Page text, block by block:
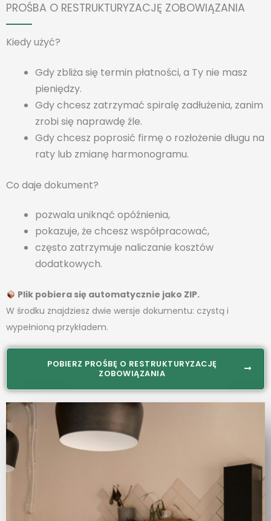
PROŚBA O RESTRUKTURYZACJĘ ZOBOWIĄZANIA
Kiedy użyć?
Gdy zbliża się termin płatności, a Ty nie masz
pieniędzy.
Gdy chcesz zatrzymać spiralę zadłużenia, zanim
zrobi się naprawdę źle.
Gdy chcesz poprosić firmę o rozłożenie długu na
raty lub zmianę harmonogramu.
Co daje dokument?
pozwala uniknąć opóźnienia,
pokazuje, że chcesz współpracować,
często zatrzymuje naliczanie kosztów
dodatkowych.
Plik pobiera się automatycznie jako ZIP.
W środku znajdziesz dwie wersje dokumentu: czystą i
wypełnioną przykładem.
POBIERZ PROŚBĘ O RESTRUKTURYZACJĘ
ZOBOWIĄZANIA